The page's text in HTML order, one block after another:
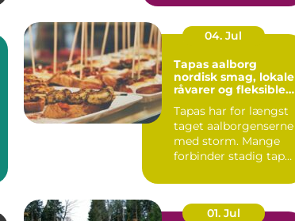
04. Jul
Tapas aalborg
nordisk smag, lokale
råvarer og fleksible
Tapas har for længst
taget aalborgenserne
med storm. Mange
forbinder stadig tapas
01. Jul